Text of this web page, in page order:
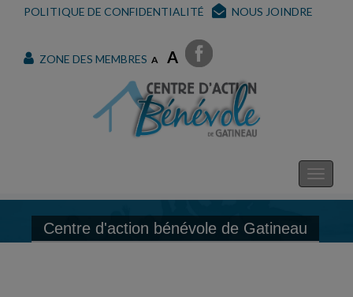
POLITIQUE DE CONFIDENTIALITÉ NOUS JOINDRE
ZONE DES MEMBRES A A
Centre d'action bénévole de Gatineau